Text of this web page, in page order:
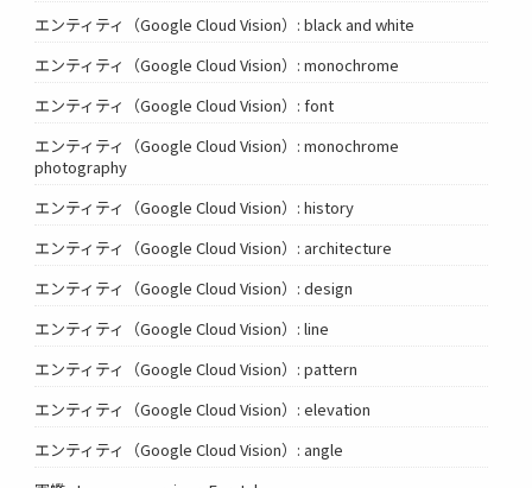
エンティティ（Google Cloud Vision）: black and white
エンティティ（Google Cloud Vision）: monochrome
エンティティ（Google Cloud Vision）: font
エンティティ（Google Cloud Vision）: monochrome
photography
エンティティ（Google Cloud Vision）: history
エンティティ（Google Cloud Vision）: architecture
エンティティ（Google Cloud Vision）: design
エンティティ（Google Cloud Vision）: line
エンティティ（Google Cloud Vision）: pattern
エンティティ（Google Cloud Vision）: elevation
エンティティ（Google Cloud Vision）: angle